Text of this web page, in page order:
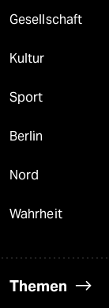
Gesellschaft
Kultur
Sport
Berlin
Nord
Wahrheit
Themen